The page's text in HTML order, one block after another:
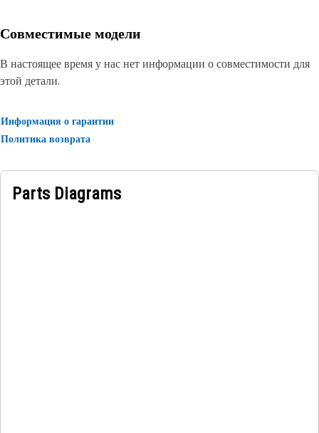
Совместимые модели
В настоящее время у нас нет информации о совместимости для
этой детали.
Информация о гарантии
Политика возврата
Parts Diagrams